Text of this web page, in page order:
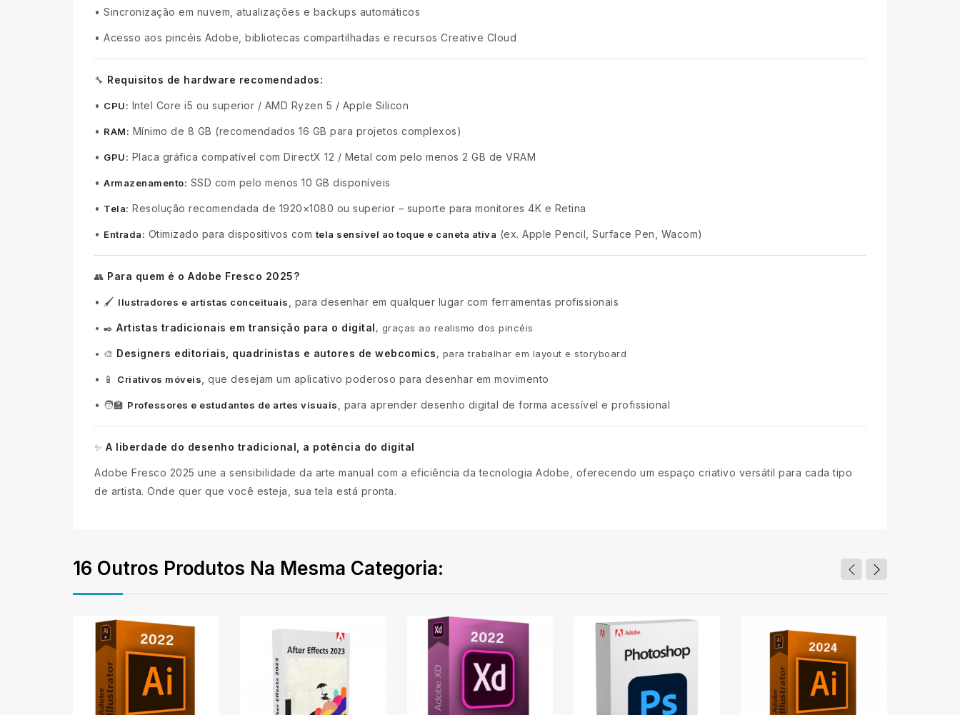
• Sincronização em nuvem, atualizações e backups automáticos
• Acesso aos pincéis Adobe, bibliotecas compartilhadas e recursos Creative Cloud
🔧 Requisitos de hardware recomendados:
• CPU: Intel Core i5 ou superior / AMD Ryzen 5 / Apple Silicon
• RAM: Mínimo de 8 GB (recomendados 16 GB para projetos complexos)
• GPU: Placa gráfica compatível com DirectX 12 / Metal com pelo menos 2 GB de VRAM
• Armazenamento: SSD com pelo menos 10 GB disponíveis
• Tela: Resolução recomendada de 1920×1080 ou superior – suporte para monitores 4K e Retina
• Entrada: Otimizado para dispositivos com tela sensível ao toque e caneta ativa (ex. Apple Pencil, Surface Pen, Wacom)
👥 Para quem é o Adobe Fresco 2025?
• 🖌️ Ilustradores e artistas conceituais , para desenhar em qualquer lugar com ferramentas profissionais
• ✒️ Artistas tradicionais em transição para o digital, graças ao realismo dos pincéis
• 🎨 Designers editoriais, quadrinistas e autores de webcomics, para trabalhar em layout e storyboard
• 📱 Criativos móveis , que desejam um aplicativo poderoso para desenhar em movimento
• 🧑‍🏫 Professores e estudantes de artes visuais , para aprender desenho digital de forma acessível e profissional
✨ A liberdade do desenho tradicional, a potência do digital
Adobe Fresco 2025 une a sensibilidade da arte manual com a eficiência da tecnologia Adobe, oferecendo um espaço criativo versátil para cada tipo
de artista. Onde quer que você esteja, sua tela está pronta.
16 Outros Produtos Na Mesma Categoria: